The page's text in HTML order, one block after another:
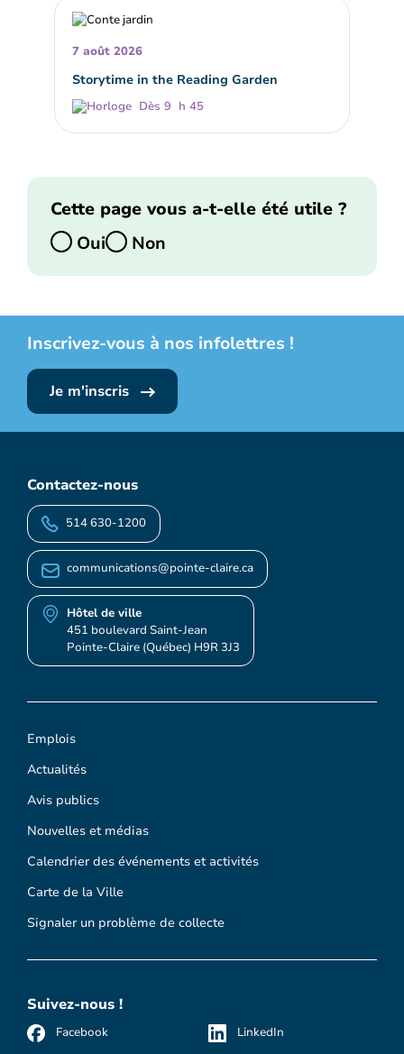
7 août 2026
Storytime in the Reading Garden
Dès 9 h 45
Cette page vous a-t-elle été utile ?
Oui
Non
Inscrivez-vous à nos infolettres !
Je m'inscris
Emplois
Actualités
Avis publics
Nouvelles et médias
Calendrier des événements et activités
Carte de la Ville
Signaler un problème de collecte
Contactez-nous
514 630-1200
communications@pointe-claire.ca
Hôtel de ville
451 boulevard Saint-Jean
Pointe-Claire (Québec) H9R 3J3
Suivez-nous !
Facebook LinkedIn